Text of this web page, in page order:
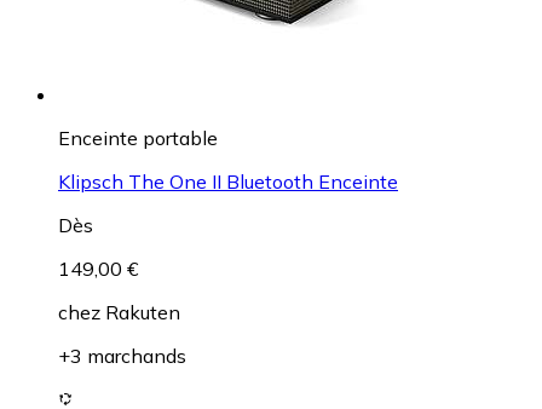
Enceinte portable
Klipsch The One II Bluetooth Enceinte
Dès
149,00 €
chez Rakuten
+3 marchands